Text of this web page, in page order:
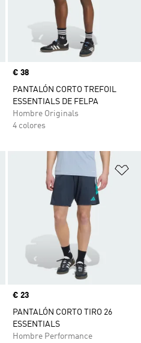
Precio
€ 38
PANTALÓN CORTO TREFOIL
ESSENTIALS DE FELPA
Hombre Originals
4 colores
Añadir a la lista de deseos
Precio
€ 23
PANTALÓN CORTO TIRO 26
ESSENTIALS
Hombre Performance